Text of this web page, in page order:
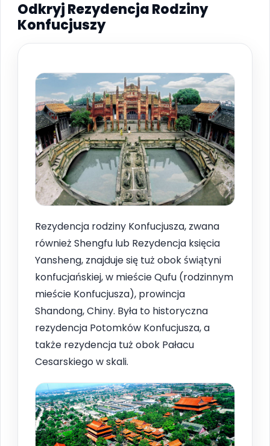
Odkryj Rezydencja Rodziny
Konfucjuszy
Rezydencja rodziny Konfucjusza, zwana
również Shengfu lub Rezydencja księcia
Yansheng, znajduje się tuż obok świątyni
konfucjańskiej, w mieście Qufu (rodzinnym
mieście Konfucjusza), prowincja
Shandong, Chiny. Była to historyczna
rezydencja Potomków Konfucjusza, a
także rezydencja tuż obok Pałacu
Cesarskiego w skali.